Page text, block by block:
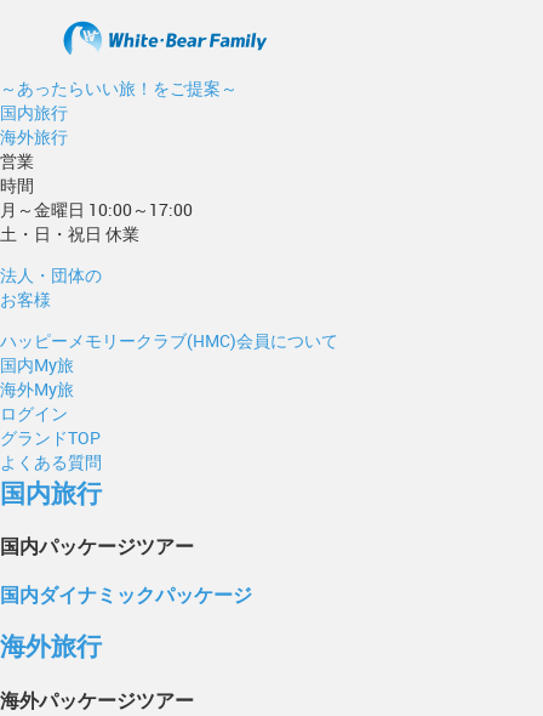
～あったらいい旅！をご提案～
国内旅行
海外旅行
営業
時間
月～金曜日 10:00～17:00
土・日・祝日 休業
法人・団体の
お客様
ハッピーメモリークラブ(HMC)会員について
国内My旅
海外My旅
ログイン
グランドTOP
よくある質問
国内旅行
国内パッケージツアー
国内ダイナミックパッケージ
海外旅行
海外パッケージツアー